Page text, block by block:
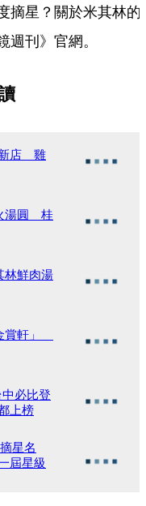
摘星？關於米其林的
刊》官網。
新店 雞
湯圓 桂
林鮮肉湯
賞軒」
必比登
上榜
星名
屆星級